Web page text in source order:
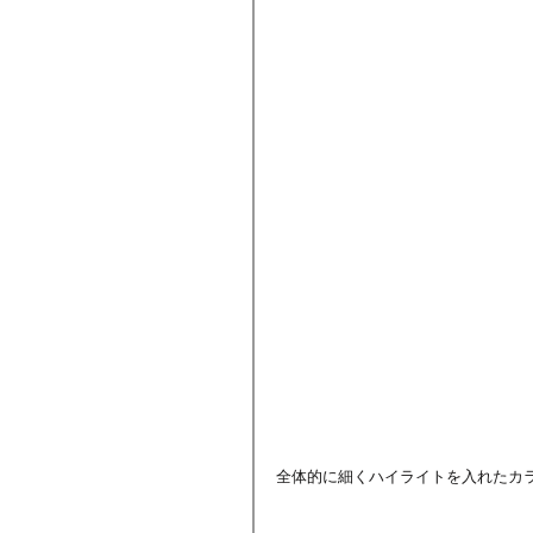
全体的に細くハイライトを入れたカ